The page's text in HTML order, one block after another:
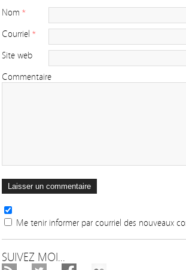
Nom *
Courriel *
Site web
Commentaire
Me tenir informer par courriel des nouveaux
SUIVEZ MOI...